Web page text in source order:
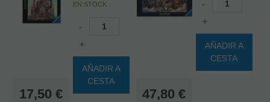
17,50 €
EN STOCK
-
+
AÑADIR A
CESTA
47,80 €
-
+
AÑADIR A
CESTA